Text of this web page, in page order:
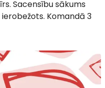
Sacensību sākums
ierobežots. Komandā 3